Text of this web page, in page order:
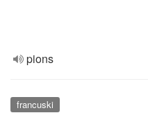
pions
francuski